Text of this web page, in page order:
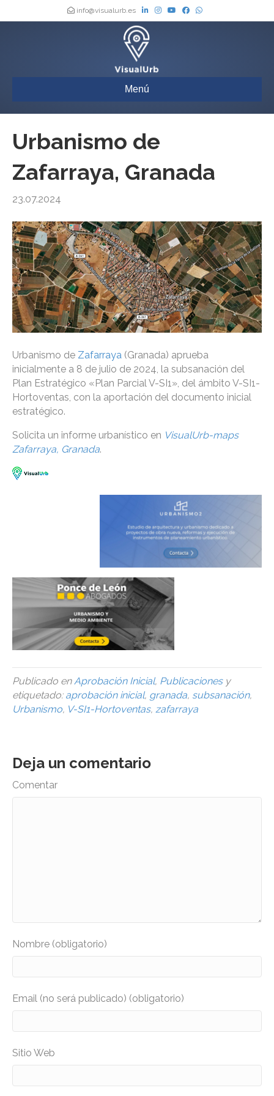
info@visualurb.es
Menú
Urbanismo de
Zafarraya, Granada
23.07.2024
Urbanismo de Zafarraya (Granada) aprueba
inicialmente a 8 de julio de 2024, la subsanación del
Plan Estratégico «Plan Parcial V-SI1», del ámbito V-SI1-
Hortoventas, con la aportación del documento inicial
estratégico.
Solicita un informe urbanístico en VisualUrb-maps
Zafarraya, Granada.
Publicado en Aprobación Inicial, Publicacionesy
etiquetado: aprobación inicial, granada, subsanación,
Urbanismo, V-SI1-Hortoventas, zafarraya
Deja un comentario
Comentar
Nombre (obligatorio)
Email (no será publicado) (obligatorio)
Sitio Web